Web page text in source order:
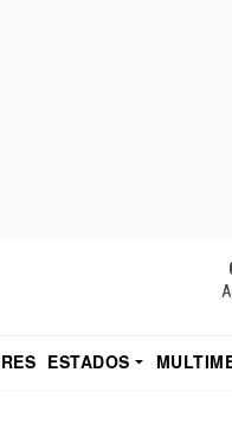
ESTADOS